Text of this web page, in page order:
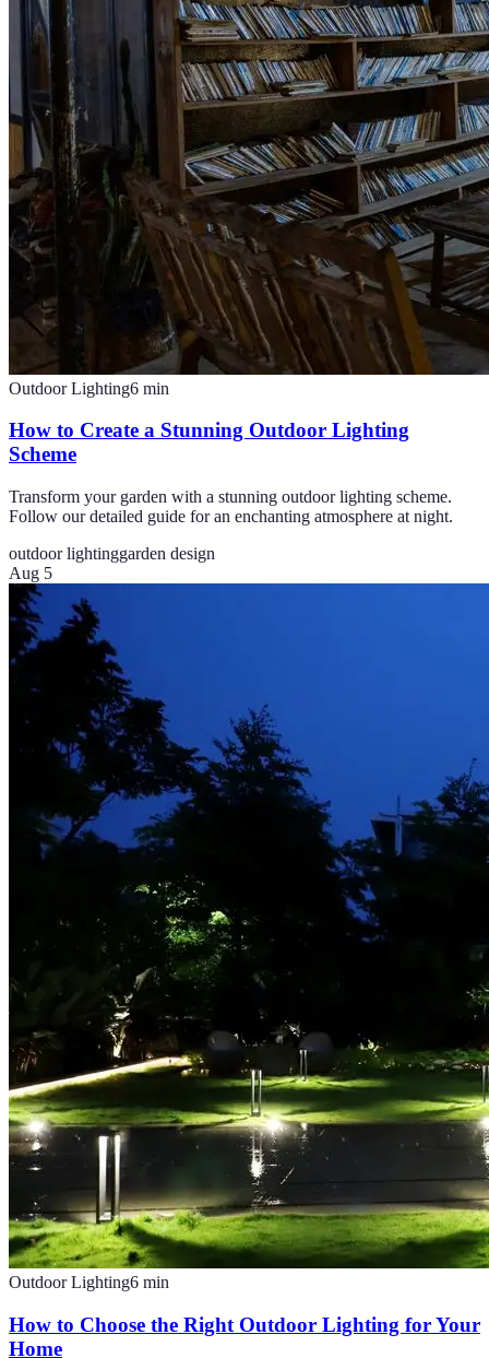
Outdoor Lighting6 min
How to Create a Stunning Outdoor Lighting
Scheme
Transform your garden with a stunning outdoor lighting scheme.
Follow our detailed guide for an enchanting atmosphere at night.
outdoor lightinggarden design
Aug 5
Outdoor Lighting6 min
How to Choose the Right Outdoor Lighting for Your
Home